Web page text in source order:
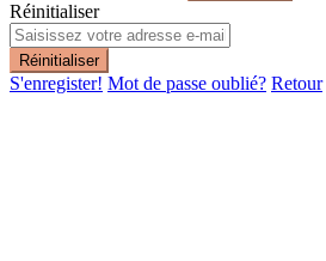
Réinitialiser
Réinitialiser
S'enregister! Mot de passe oublié? Retour